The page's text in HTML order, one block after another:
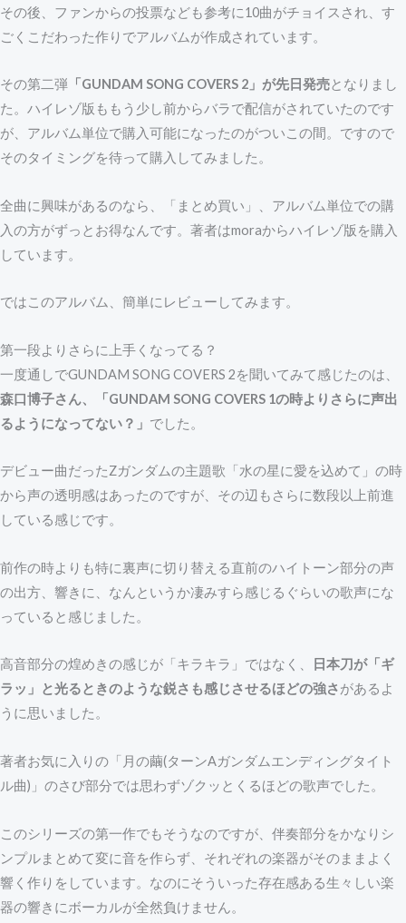
その後、ファンからの投票なども参考に10曲がチョイスされ、す
ごくこだわった作りでアルバムが作成されています。
その第二弾 「GUNDAM SONG COVERS 2」が先日発売となりまし
た。ハイレゾ版ももう少し前からバラで配信がされていたのです
が、アルバム単位で購入可能になったのがついこの間。ですので
そのタイミングを待って購入してみました。
全曲に興味があるのなら、「まとめ買い」、アルバム単位での購
入の方がずっとお得なんです。著者はmoraからハイレゾ版を購入
しています。
ではこのアルバム、簡単にレビューしてみます。
第一段よりさらに上手くなってる？
一度通しでGUNDAM SONG COVERS 2を聞いてみて感じたのは、
森口博子さん、「GUNDAM SONG COVERS 1の時よりさらに声出
るようになってない？」 でした。
デビュー曲だったZガンダムの主題歌「水の星に愛を込めて」の時
から声の透明感はあったのですが、その辺もさらに数段以上前進
している感じです。
前作の時よりも特に裏声に切り替える直前のハイトーン部分の声
の出方、響きに、なんというか凄みすら感じるぐらいの歌声にな
っていると感じました。
高音部分の煌めきの感じが「キラキラ」ではなく、
日本刀が「ギ
ラッ」と光るときのような鋭さも感じさせるほどの強さがあるよ
うに思いました。
著者お気に入りの「月の繭(ターンAガンダムエンディングタイト
ル曲)」のさび部分では思わずゾクッとくるほどの歌声でした。
このシリーズの第一作でもそうなのですが、伴奏部分をかなりシ
ンプルまとめて変に音を作らず、それぞれの楽器がそのままよく
響く作りをしています。なのにそういった存在感ある生々しい楽
器の響きにボーカルが全然負けません。